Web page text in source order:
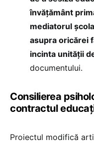
învățământ
mediatorul
asupra oricărei
incinta unității
documentului.
Consilierea
contractul
Proiectul modifică